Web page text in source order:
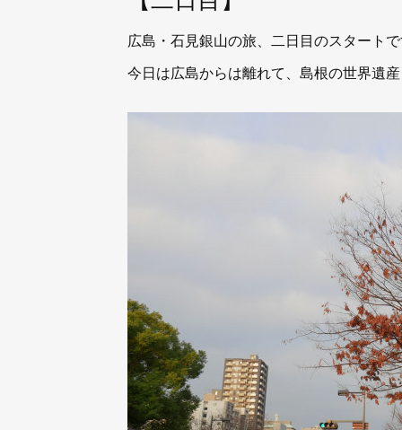
広島・石見銀山の旅、二日目のスタート
今日は広島からは離れて、島根の世界遺